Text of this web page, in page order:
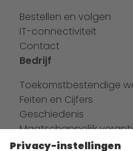
Bestellen en volgen
IT-connectiviteit
Contact
Bedrijf
Toekomstbestendige
Feiten en Cijfers
Geschiedenis
Maatschappelijk
Nieuws